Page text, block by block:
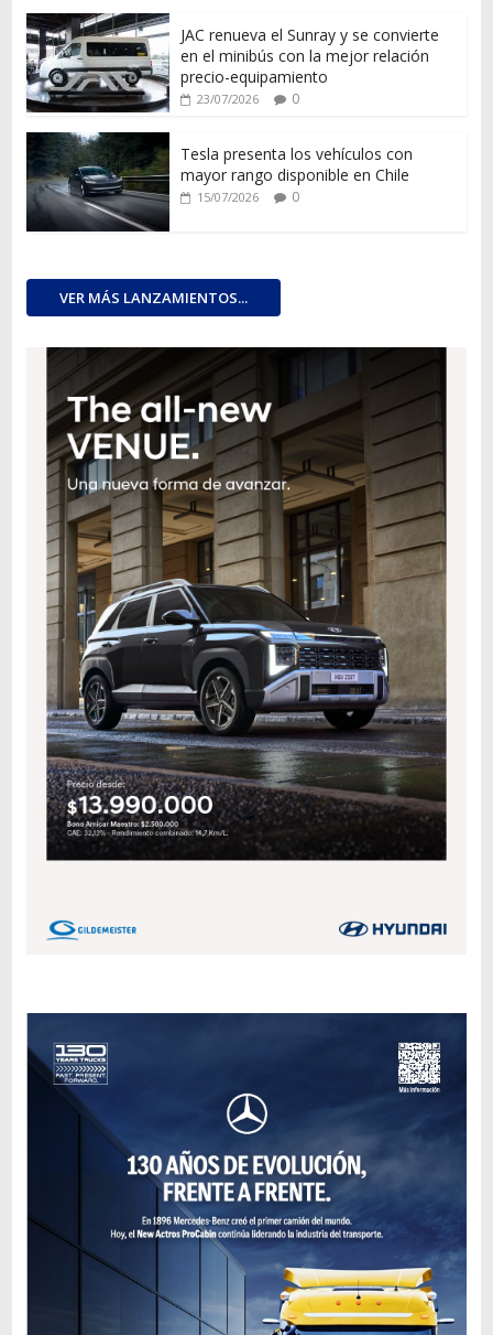
JAC renueva el Sunray y se convierte
en el minibús con la mejor relación
precio-equipamiento
23/07/2026 0
Tesla presenta los vehículos con
mayor rango disponible en Chile
15/07/2026 0
VER MÁS LANZAMIENTOS...